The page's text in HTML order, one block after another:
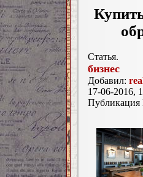
Статья.
бизнес
Добавил:
17-06-2016,